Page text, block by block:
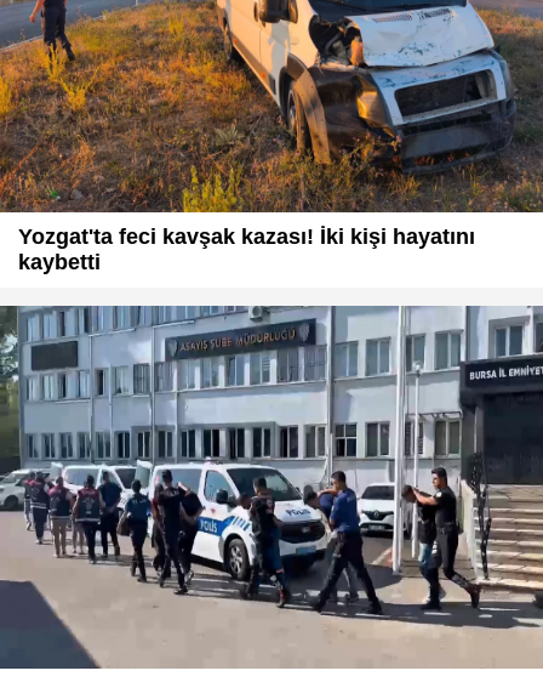
Yozgat'ta feci kavşak kazası! İki kişi hayatını
kaybetti